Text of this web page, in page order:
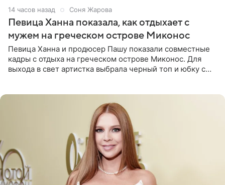
14 часов назад Соня Жарова
Певица Ханна показала, как отдыхает с
мужем на греческом острове Миконос
Певица Ханна и продюсер Пашу показали совместные
кадры с отдыха на греческом острове Миконос. Для
выхода в свет артистка выбрала черный топ и юбку с